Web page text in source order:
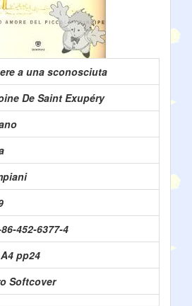
a una sconosciuta
De Saint Exupéry
452-6377-4
pp24
Softcover